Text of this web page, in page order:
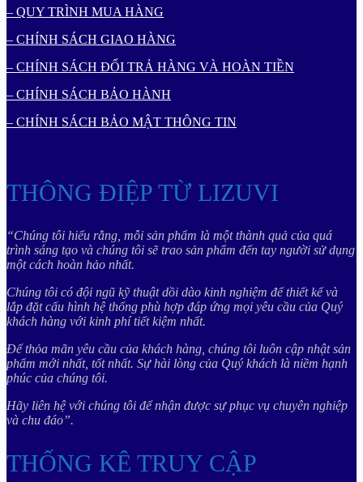
– QUY TRÌNH MUA HÀNG
– CHÍNH SÁCH GIAO HÀNG
– CHÍNH SÁCH ĐỔI TRẢ HÀNG VÀ HOÀN TIỀN
– CHÍNH SÁCH BẢO HÀNH
– CHÍNH SÁCH BẢO MẬT THÔNG TIN
THÔNG ĐIỆP TỪ LIZUVI
“Chúng tôi hiểu rằng, mỗi sản phẩm là một thành quả của quá
trình sáng tạo và chúng tôi sẽ trao sản phẩm đến tay người sử dụng
một cách hoàn hảo nhất.
Chúng tôi có đội ngũ kỹ thuật dồi dào kinh nghiệm để thiết kế và
lắp đặt cấu hình hệ thống phù hợp đáp ứng mọi yêu cầu của Quý
khách hàng với kinh phí tiết kiệm nhất.
Để thỏa mãn yêu cầu của khách hàng, chúng tôi luôn cập nhật sản
phẩm mới nhất, tốt nhất. Sự hài lòng của Quý khách là niềm hạnh
phúc của chúng tôi.
Hãy liên hệ với chúng tôi để nhận được sự phục vụ chuyên nghiệp
và chu đáo”.
THỐNG KÊ TRUY CẬP